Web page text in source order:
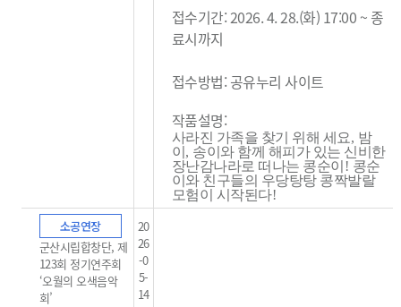
접수기간: 2026. 4. 28.(화) 17:00 ~ 종
료시까지
접수방법: 공유누리 사이트
작품설명:
사라진 가족을 찾기 위해 세요, 밤
이 , 송이와 함께 해피가 있는 신비한
장난감나라로 떠나는 콩순이 ! 콩순
이와 친구들의 우당탕탕 콩짝발랄
모험이 시작된다!
소공연장
군산시립합창단, 제
123회 정기연주회
‘오월의 오색음악
회’
20
26
-0
5-
14